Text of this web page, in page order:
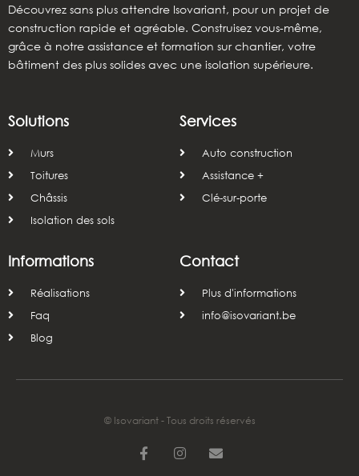
Découvrez sans plus attendre Isovariant, pour un projet de
construction rapide et agréable. Construisez vous-même,
grâce à notre assistance et formation sur chantier, votre
bâtiment des plus solides avec une isolation supérieure.
Solutions
Murs
Toitures
Châssis
Isolation des sols
Services
Auto construction
Assistance +
Clé-sur-porte
Informations
Réalisations
Faq
Blog
Contact
Plus d'informations
info@isovariant.be
© Isovariant - Tous droits réservés